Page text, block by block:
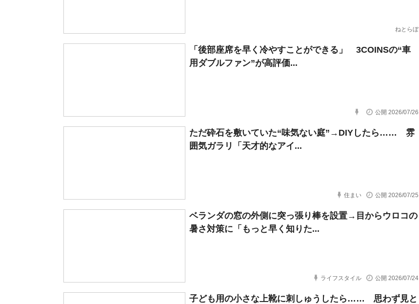
ねとらぼ
「後部座席を早く冷やすことができる」 3COINSの“車
用ダブルファン”が高評価...
公開 2026/07/26
ただ砕石を敷いていた“味気ない庭”→DIYしたら…… 雰
囲気ガラリ「天才的なアイ...
住まい 公開 2026/07/25
ベランダの窓の外側に突っ張り棒を設置→目からウロコの
暑さ対策に「もっと早く知りた...
ライフスタイル 公開 2026/07/24
子ども用の小さな上靴に刺しゅうしたら…… 思わず見と